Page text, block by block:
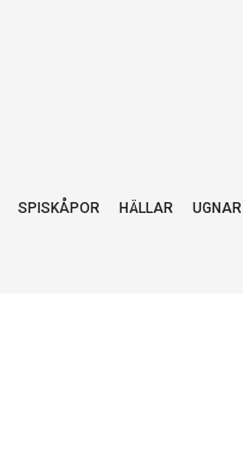
SPISKÅPOR HÄLLAR UGNAR